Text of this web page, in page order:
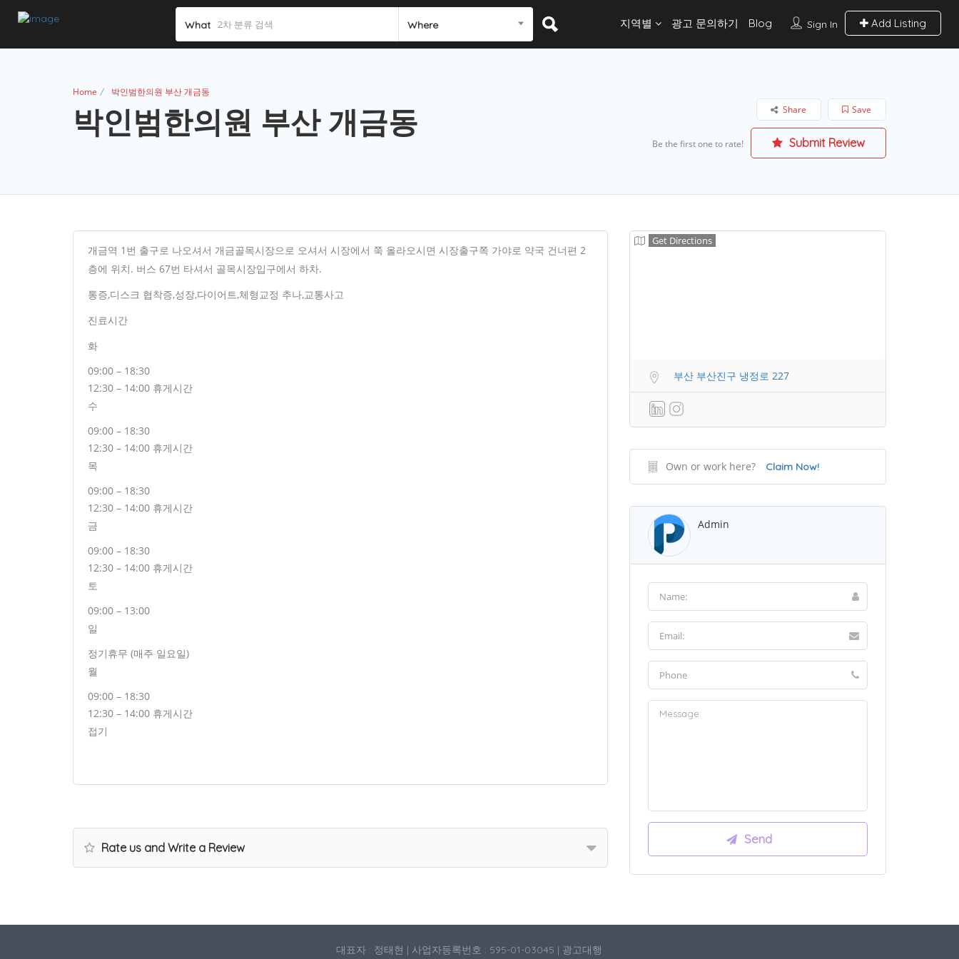
What Where Sign In Add Listing
지역별 광고 문의하기 Blog
Home 박인범한의원 부산 개금동
박인범한의원 부산 개금동 Save
Share
Be the first one to rate! Submit Review
개금역 1번 출구로 나오셔서 개금골목시장으로 오셔서 시장에서 쭉 올라오시면 시장출구쪽 가야로 약국 건너편 2
층에 위치. 버스 67번 타셔서 골목시장입구에서 하차.
통증,디스크 협착증,성장,다이어트,체형교정 추나,교통사고
진료시간
화
09:00 – 18:30
12:30 – 14:00 휴게시간
수
09:00 – 18:30
12:30 – 14:00 휴게시간
목
09:00 – 18:30
12:30 – 14:00 휴게시간
금
09:00 – 18:30
12:30 – 14:00 휴게시간
토
09:00 – 13:00
일
정기휴무 (매주 일요일)
월
09:00 – 18:30
12:30 – 14:00 휴게시간
접기
Rate us and Write a Review
Get Directions
부산 부산진구 냉정로 227
Own or work here? Claim Now!
Admin
대표자 : 정태현 | 사업자등록번호 : 595-01-03045 | 광고대행